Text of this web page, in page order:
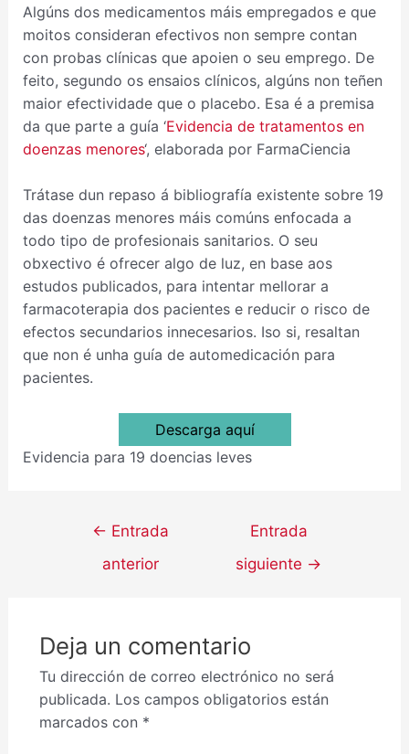
Algúns dos medicamentos máis empregados e que
moitos consideran efectivos non sempre contan
con probas clínicas que apoien o seu emprego. De
feito, segundo os ensaios clínicos, algúns non teñen
maior efectividade que o placebo. Esa é a premisa
da que parte a guía ‘Evidencia de tratamentos en
doenzas menores‘, elaborada por FarmaCiencia
Trátase dun repaso á bibliografía existente sobre 19
das doenzas menores máis comúns enfocada a
todo tipo de profesionais sanitarios. O seu
obxectivo é ofrecer algo de luz, en base aos
estudos publicados, para intentar mellorar a
farmacoterapia dos pacientes e reducir o risco de
efectos secundarios innecesarios. Iso si, resaltan
que non é unha guía de automedicación para
pacientes.
Descarga aquí
Evidencia para 19 doencias leves
← Entrada
anterior
Entrada
siguiente →
Deja un comentario
Tu dirección de correo electrónico no será
publicada. Los campos obligatorios están
marcados con *